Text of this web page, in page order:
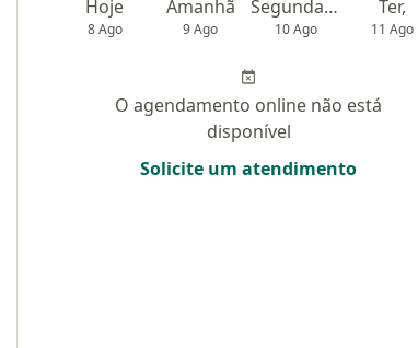
Hoje
8 Ago
Amanhã
9 Ago
Segunda-feira
10 Ago
Ter,
11 Ago
O agendamento online não está
disponível
Solicite um atendimento